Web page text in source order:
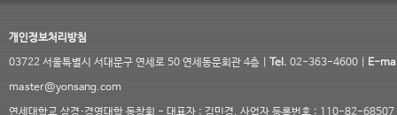
개인정보처리방침
03722 서울특별시 서대문구 연세로 50 연세동문회관 4층 |
Tel. 02-363-4600 | E-
master@yonsang.com
연세대학교 상경·경영대학 동창회 - 대표자 : 김민경, 사업자 등록번호 : 110-82-68507